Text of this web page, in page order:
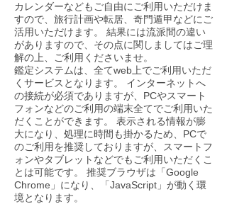
カレンダーなどもご自由にご利用いただけま
すので、旅行計画や転居、奇門遁甲などにご
活用いただけます。 結果には流派間の違い
がありますので、その点に関しましてはご理
解の上、ご利用くださいませ。
鑑定システムは、全てweb上でご利用いただ
くサービスとなります。 インターネットへ
の接続が必須でありますが、PCやスマート
フォンなどのご利用の端末全てでご利用いた
だくことができます。 表示される情報が膨
大になり、処理に時間も掛かるため、PCで
のご利用を推奨しておりますが、スマートフ
ォンやタブレットなどでもご利用いただくこ
とは可能です。 推奨ブラウザは「Google
Chrome」になり、「JavaScript」が動く環
境となります。